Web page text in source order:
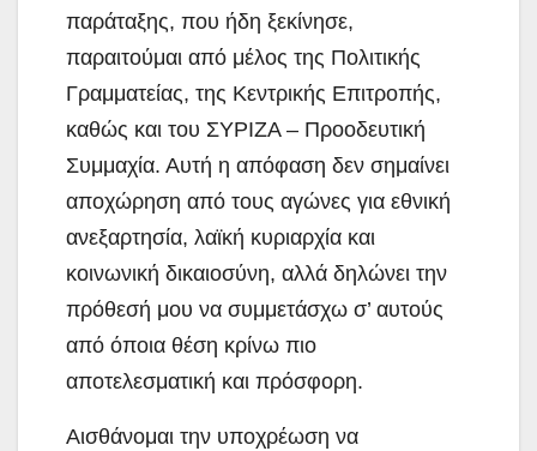
παράταξης, που ήδη ξεκίνησε,
παραιτούμαι από μέλος της Πολιτικής
Γραμματείας, της Κεντρικής Επιτροπής,
καθώς και του ΣΥΡΙΖΑ – Προοδευτική
Συμμαχία. Αυτή η απόφαση δεν σημαίνει
αποχώρηση από τους αγώνες για εθνική
ανεξαρτησία, λαϊκή κυριαρχία και
κοινωνική δικαιοσύνη, αλλά δηλώνει την
πρόθεσή μου να συμμετάσχω σ’ αυτούς
από όποια θέση κρίνω πιο
αποτελεσματική και πρόσφορη.
Αισθάνομαι την υποχρέωση να